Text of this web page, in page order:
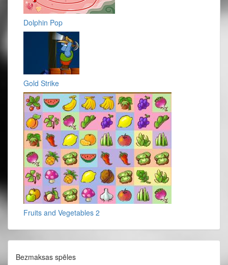
Dolphin Pop
Gold Strike
Fruits and Vegetables 2
Bezmaksas spēles